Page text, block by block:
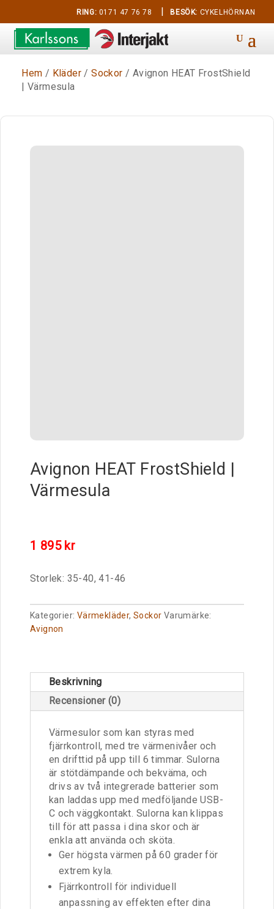
RING: 0171 47 76 78 | BESÖK: CYKELHÖRNAN
Hem / Kläder /Sockor / Avignon HEAT FrostShield
| Värmesula
Avignon HEAT FrostShield |
Värmesula
1 895 kr
Storlek: 35-40, 41-46
Kategorier: Värmekläder,Sockor Varumärke:
Avignon
Beskrivning
Recensioner (0)
Värmesulor som kan styras med
fjärrkontroll, med tre värmenivåer och
en drifttid på upp till 6 timmar. Sulorna
är stötdämpande och bekväma, och
drivs av två integrerade batterier som
kan laddas upp med medföljande USB-
C och väggkontakt. Sulorna kan klippas
till för att passa i dina skor och är
enkla att använda och sköta.
Ger högsta värmen på 60 grader för
extrem kyla.
Fjärrkontroll för individuell
anpassning av effekten efter dina